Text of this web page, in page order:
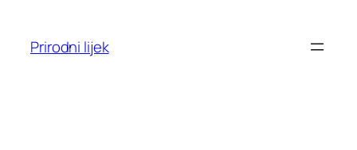
sadržaja
Prirodni lijek